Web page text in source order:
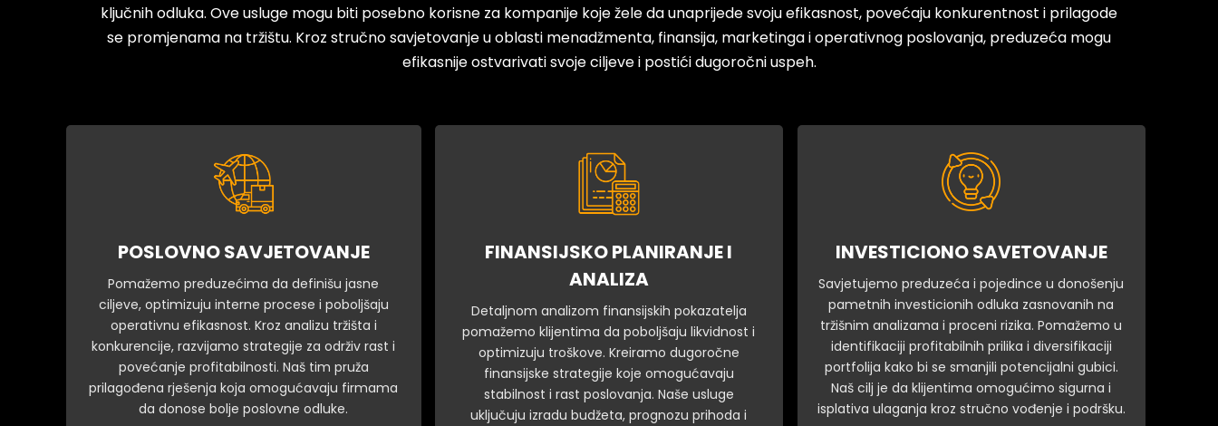
ključnih odluka. Ove usluge mogu biti posebno korisne za kompanije koje žele da unaprijede svoju efikasnost, povećaju konkurentnost i prilagode
se promjenama na tržištu. Kroz stručno savjetovanje u oblasti menadžmenta, finansija, marketinga i operativnog poslovanja, preduzeća mogu
efikasnije ostvarivati svoje ciljeve i postići dugoročni uspeh.
POSLOVNO SAVJETOVANJE
Pomažemo preduzećima da definišu jasne
ciljeve, optimizuju interne procese i poboljšaju
operativnu efikasnost. Kroz analizu tržišta i
konkurencije, razvijamo strategije za održiv rast i
povećanje profitabilnosti. Naš tim pruža
prilagođena rješenja koja omogućavaju firmama
da donose bolje poslovne odluke.
FINANSIJSKO PLANIRANJE I
ANALIZA
Detaljnom analizom finansijskih pokazatelja
pomažemo klijentima da poboljšaju likvidnost i
optimizuju troškove. Kreiramo dugoročne
finansijske strategije koje omogućavaju
stabilnost i rast poslovanja. Naše usluge
uključuju izradu budžeta, prognozu prihoda i
INVESTICIONO SAVETOVANJE
Savjetujemo preduzeća i pojedince u donošenju
pametnih investicionih odluka zasnovanih na
tržišnim analizama i proceni rizika. Pomažemo u
identifikaciji profitabilnih prilika i diversifikaciji
portfolija kako bi se smanjili potencijalni gubici.
Naš cilj je da klijentima omogućimo sigurna i
isplativa ulaganja kroz stručno vođenje i podršku.